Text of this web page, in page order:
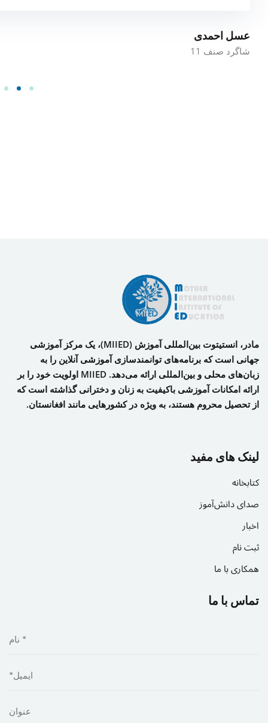
عسل احمدی
شاگرد صنف 11
مادر، انستیتوت بین‌المللی آموزش (MIIED)، یک مرکز آموزشی
جهانی است که برنامه‌های توانمندسازی آموزشی آنلاین را به
زبان‌های محلی و بین‌المللی ارائه می‌دهد. MIIED اولویت خود را بر
ارائه امکانات آموزشی باکیفیت به زنان و دخترانی گذاشته است که
از تحصیل محروم هستند، به ویژه در کشورهایی مانند افغانستان.
لینک های مفید
کتابخانه
صدای دانش‌آموز
اخبار
ثبت نام
همکاری با ما
تماس با ما